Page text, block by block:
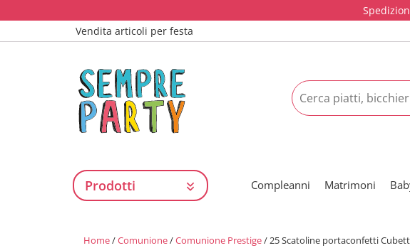
Vendita articoli per festa
Prodotti Compleanni Matrimoni
Home/Comunione/Comunione Prestige/ 25 Scatoline portaconfetti